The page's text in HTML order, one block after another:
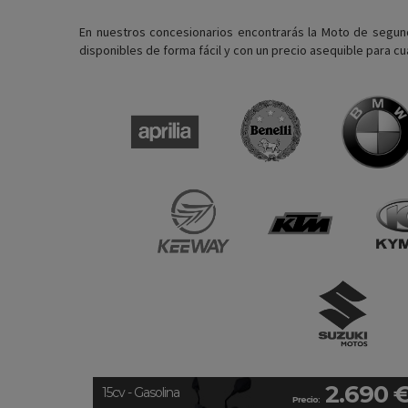
En nuestros concesionarios encontrarás la Moto de
disponibles de forma fácil y con un precio asequible para
Precio: 2.690
15cv - Gasolina